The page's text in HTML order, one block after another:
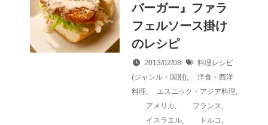
バーガー』ファラ
フェルソース掛け
のレシピ
2013/02/08
料理レシピ
(ジャンル・国別),
洋食・西洋
料理, エスニック・アジア料理,
アメリカ , フランス,
イスラエル, トルコ ,